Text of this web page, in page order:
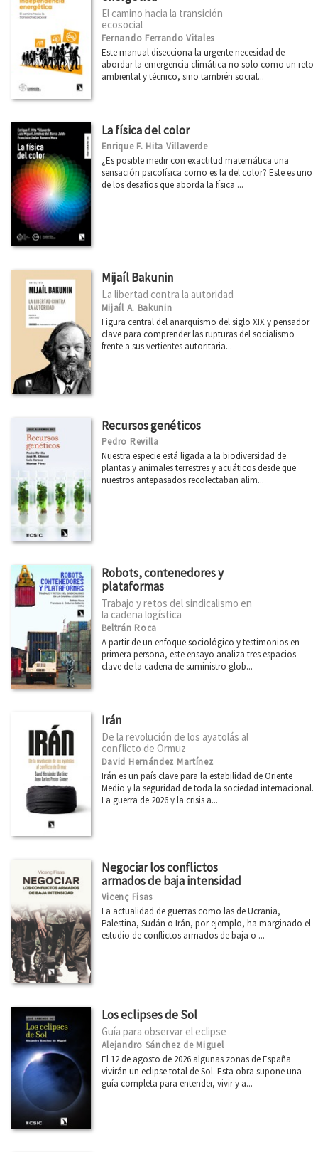
El camino hacia la transición
ecosocial
Fernando Ferrando Vitales
Este manual disecciona la urgente necesidad de
abordar la emergencia climática no solo como un reto
ambiental y técnico, sino también social...
La física del color
Enrique F. Hita Villaverde
¿Es posible medir con exactitud matemática una
sensación psicofísica como es la del color? Este es uno
de los desafíos que aborda la física ...
Mijaíl Bakunin
La libertad contra la autoridad
Mijaíl A. Bakunin
Figura central del anarquismo del siglo XIX y pensador
clave para comprender las rupturas del socialismo
frente a sus vertientes autoritaria...
Recursos genéticos
Pedro Revilla
Nuestra especie está ligada a la biodiversidad de
plantas y animales terrestres y acuáticos desde que
nuestros antepasados recolectaban alim...
Robots, contenedores y
plataformas
Trabajo y retos del sindicalismo en
la cadena logística
Beltrán Roca
A partir de un enfoque sociológico y testimonios en
primera persona, este ensayo analiza tres espacios
clave de la cadena de suministro glob...
Irán
De la revolución de los ayatolás al
conflicto de Ormuz
David Hernández Martínez
Irán es un país clave para la estabilidad de Oriente
Medio y la seguridad de toda la sociedad internacional.
La guerra de 2026 y la crisis a...
Negociar los conflictos
armados de baja intensidad
Vicenç Fisas
La actualidad de guerras como las de Ucrania,
Palestina, Sudán o Irán, por ejemplo, ha marginado el
estudio de conflictos armados de baja o ...
Los eclipses de Sol
Guía para observar el eclipse
Alejandro Sánchez de Miguel
El 12 de agosto de 2026 algunas zonas de España
vivirán un eclipse total de Sol. Esta obra supone una
guía completa para entender, vivir y a...